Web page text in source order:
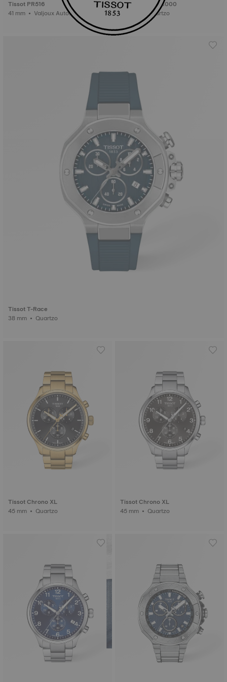
Tissot PR516
41 mm • Valjoux Automático
Tissot Seastar 1000
36 mm • Quartzo
Tissot T-Race
38 mm • Quartzo
Tissot Chrono XL
45 mm • Quartzo
Tissot Chrono XL
45 mm • Quartzo